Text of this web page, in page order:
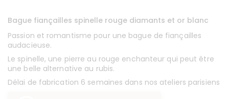
Bague fiançailles spinelle rouge diamants et or blanc
Passion et romantisme pour une bague de fiançailles
audacieuse.
Le spinelle, une pierre au rouge enchanteur qui peut être
une belle alternative au rubis.
Délai de fabrication 6 semaines dans nos ateliers parisiens